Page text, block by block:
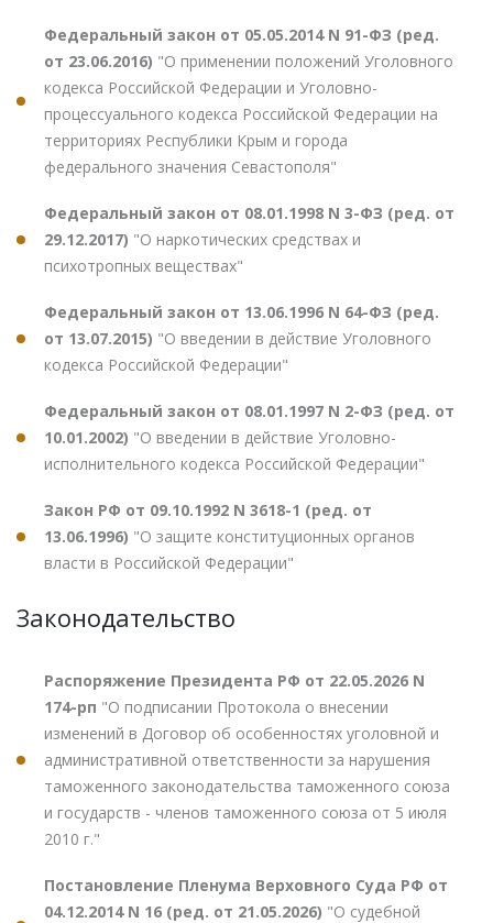
Федеральный закон от 05.05.2014 N 91-ФЗ (ред.
от 23.06.2016) "О применении положений Уголовного
кодекса Российской Федерации и Уголовно-
процессуального кодекса Российской Федерации на
территориях Республики Крым и города
федерального значения Севастополя"
Федеральный закон от 08.01.1998 N 3-ФЗ (ред. от
29.12.2017) "О наркотических средствах и
психотропных веществах"
Федеральный закон от 13.06.1996 N 64-ФЗ (ред.
от 13.07.2015) "О введении в действие Уголовного
кодекса Российской Федерации"
Федеральный закон от 08.01.1997 N 2-ФЗ (ред. от
10.01.2002) "О введении в действие Уголовно-
исполнительного кодекса Российской Федерации"
Закон РФ от 09.10.1992 N 3618-1 (ред. от
13.06.1996) "О защите конституционных органов
власти в Российской Федерации"
Законодательство
Распоряжение Президента РФ от 22.05.2026 N
174-рп "О подписании Протокола о внесении
изменений в Договор об особенностях уголовной и
административной ответственности за нарушения
таможенного законодательства таможенного союза
и государств - членов таможенного союза от 5 июля
2010 г."
Постановление Пленума Верховного Суда РФ от
04.12.2014 N 16 (ред. от 21.05.2026) "О судебной